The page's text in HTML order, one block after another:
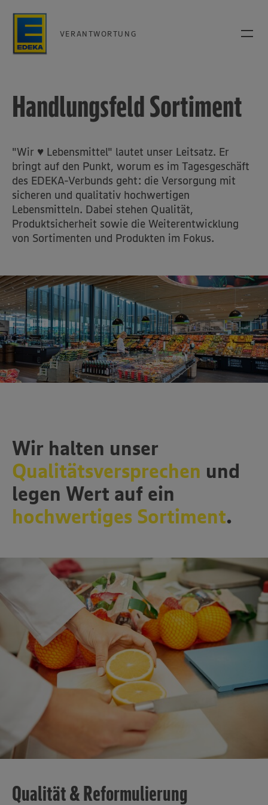
VERANTWORTUNG
Handlungsfeld Sortiment
"Wir ♥ Lebensmittel" lautet unser Leitsatz. Er
bringt auf den Punkt, worum es im Tagesgeschäft
des EDEKA-Verbunds geht: die Versorgung mit
sicheren und qualitativ hochwertigen
Lebensmitteln. Dabei stehen Qualität,
Produktsicherheit sowie die Weiterentwicklung
von Sortimenten und Produkten im Fokus.
Wir halten unser
Qualitätsversprechen und
legen Wert auf ein
hochwertiges Sortiment.
Qualität & Reformulierung